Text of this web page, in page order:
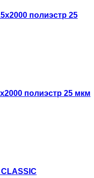
полиэстр 25
полиэстр 25 мкм